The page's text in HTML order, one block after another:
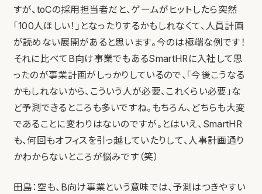
すが、toCの採用担当者だと、ゲームがヒットしたら突然
「100人ほしい！」となったりするかもしれなくて、人員計画
が読めない展開があると思います。今のは極端な例です！
それに比べてB向け事業でもあるSmartHRに入社して思
ったのが事業計画がしっかりしているので、「今後こうなる
かもしれないから、こういう人が必要、これくらい必要」な
ど予測できるところも多いですね。もちろん、どちらも大変
であることに変わりはないのですが。とはいえ、SmartHR
も、何回もオフィスを引っ越していたりして、人事計画通り
かわからないところが悩みです（笑）
田島：空も、B向け事業という意味では、予測はつきやすい